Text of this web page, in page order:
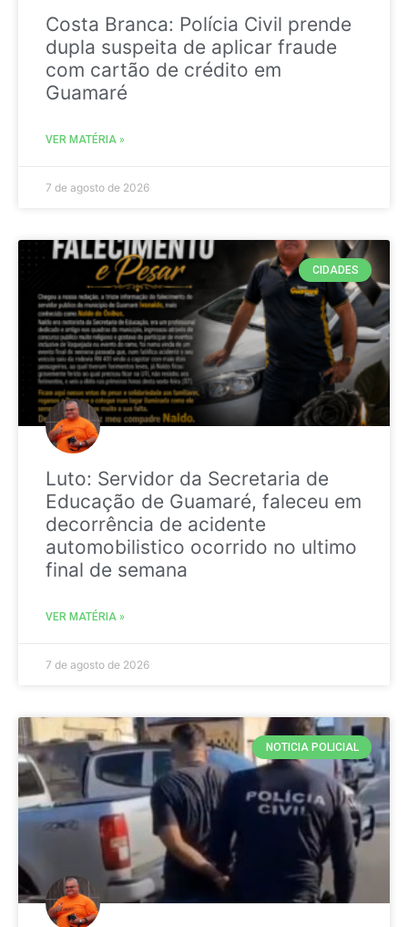
Costa Branca: Polícia Civil prende
dupla suspeita de aplicar fraude
com cartão de crédito em
Guamaré
VER MATÉRIA »
7 de agosto de 2026
CIDADES
Luto: Servidor da Secretaria de
Educação de Guamaré, faleceu em
decorrência de acidente
automobilistico ocorrido no ultimo
final de semana
VER MATÉRIA »
7 de agosto de 2026
NOTICIA POLICIAL